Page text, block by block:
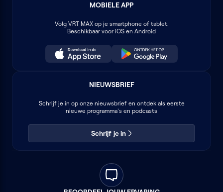
MOBIELE APP
Volg VRT MAXop je smartphone of tablet.
Beschikbaar voor iOS en Android
NIEUWSBRIEF
Schrijf je in op onze nieuwsbrief en ontdek als eerste
nieuwe programma's en podcasts
Schrijf je in